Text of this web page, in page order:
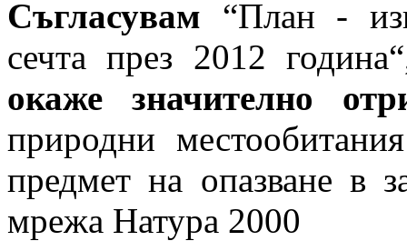
Съгласувам “План -
сечта през 2012
окаже значително
природни
предмет на опазване в
мрежа Натура 2000